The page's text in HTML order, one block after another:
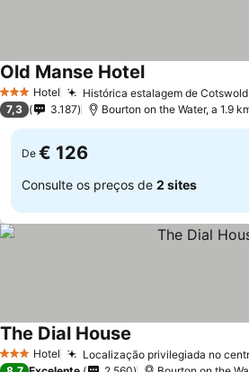
3 EstrelasHotel Histórica estalagem de
Old Manse HotelVer preços
7,3 3.187 Bourton on the Water, a 1.9
De € 126
Consulte os preços de 2 sites
3 EstrelasHotel Localização privilegiada no
The Dial House